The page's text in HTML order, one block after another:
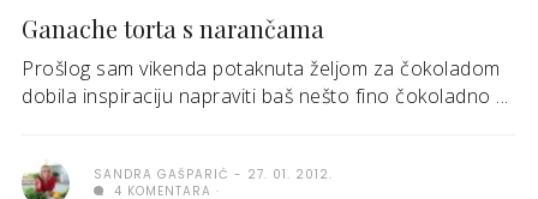
Ganache torta s narančama
Prošlog sam vikenda potaknuta željom za čokoladom
dobila inspiraciju napraviti baš nešto fino čokoladno ...
SANDRA GAŠPARIĆ
27. 01. 2012.
4 KOMENTARA